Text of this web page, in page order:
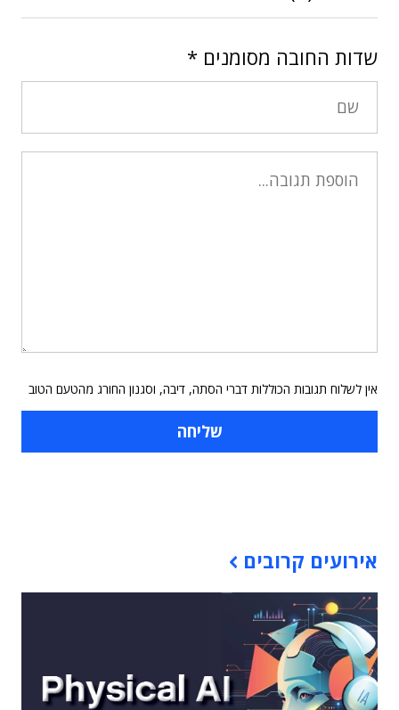
שדות החובה מסומנים *
אין לשלוח תגובות הכוללות דברי הסתה, דיבה, וסגנון החורג מהטעם הטוב
אירועים קרובים